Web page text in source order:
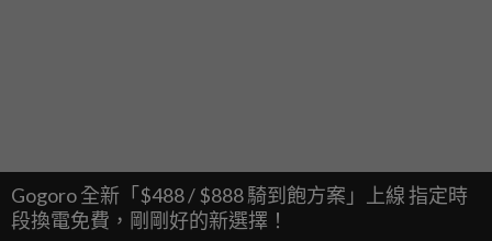
Gogoro 全新「$488 / $888 騎到飽方案」上線 指定時
段換電免費，剛剛好的新選擇！